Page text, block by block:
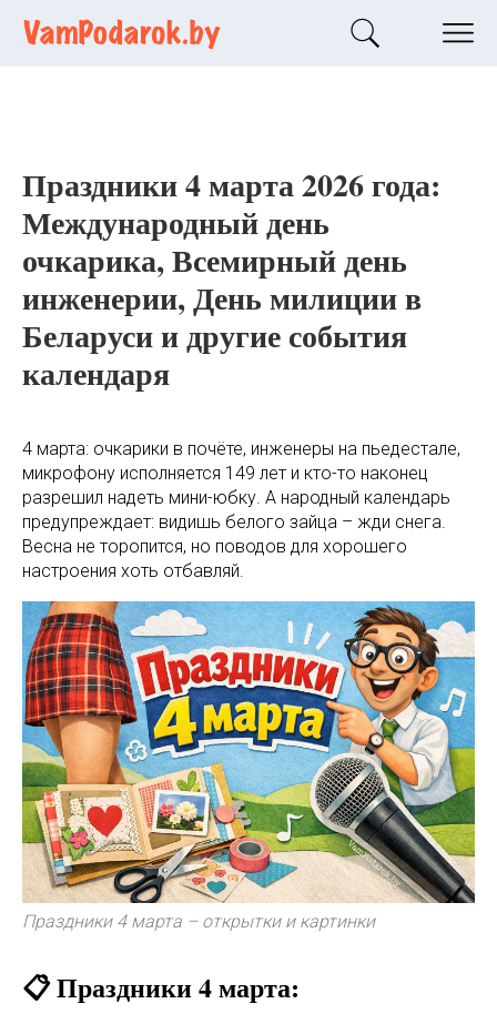
Праздники 4 марта 2026 года:
Международный день
очкарика, Всемирный день
инженерии, День милиции в
Беларуси и другие события
календаря
4 марта: очкарики в почёте, инженеры на пьедестале,
микрофону исполняется 149 лет и кто-то наконец
разрешил надеть мини-юбку. А народный календарь
предупреждает: видишь белого зайца – жди снега.
Весна не торопится, но поводов для хорошего
настроения хоть отбавляй.
Праздники 4 марта – открытки и картинки
📋 Праздники 4 марта: